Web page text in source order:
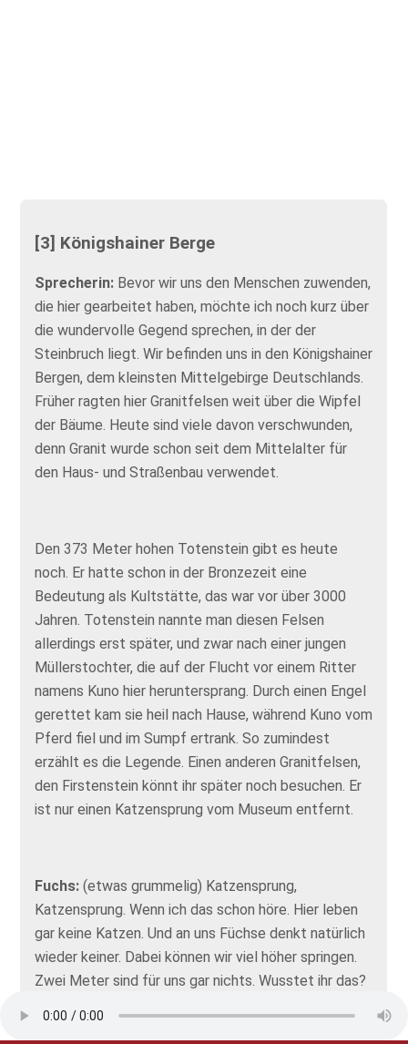
[3] Königshainer Berge
Sprecherin: Bevor wir uns den Menschen zuwenden,
die hier gearbeitet haben, möchte ich noch kurz über
die wundervolle Gegend sprechen, in der der
Steinbruch liegt. Wir befinden uns in den Königshainer
Bergen, dem kleinsten Mittelgebirge Deutschlands.
Früher ragten hier Granitfelsen weit über die Wipfel
der Bäume. Heute sind viele davon verschwunden,
denn Granit wurde schon seit dem Mittelalter für
den Haus- und Straßenbau verwendet.
Den 373 Meter hohen Totenstein gibt es heute
noch. Er hatte schon in der Bronzezeit eine
Bedeutung als Kultstätte, das war vor über 3000
Jahren. Totenstein nannte man diesen Felsen
allerdings erst später, und zwar nach einer jungen
Müllerstochter, die auf der Flucht vor einem Ritter
namens Kuno hier heruntersprang. Durch einen Engel
gerettet kam sie heil nach Hause, während Kuno vom
Pferd fiel und im Sumpf ertrank. So zumindest
erzählt es die Legende. Einen anderen Granitfelsen,
den Firstenstein könnt ihr später noch besuchen. Er
ist nur einen Katzensprung vom Museum entfernt.
Fuchs:(etwas grummelig) Katzensprung,
Katzensprung. Wenn ich das schon höre. Hier leben
gar keine Katzen. Und an uns Füchse denkt natürlich
wieder keiner. Dabei können wir viel höher springen.
Zwei Meter sind für uns gar nichts. Wusstet ihr das?